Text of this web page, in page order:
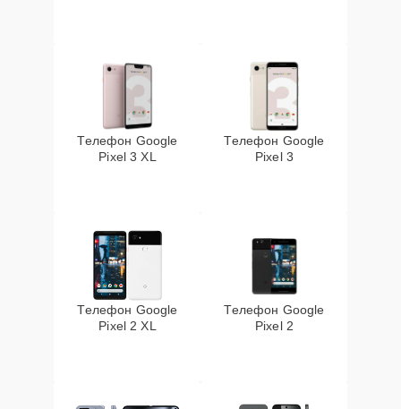
Телефон Google
Pixel 3 XL
Телефон Google
Pixel 3
Телефон Google
Pixel 2 XL
Телефон Google
Pixel 2